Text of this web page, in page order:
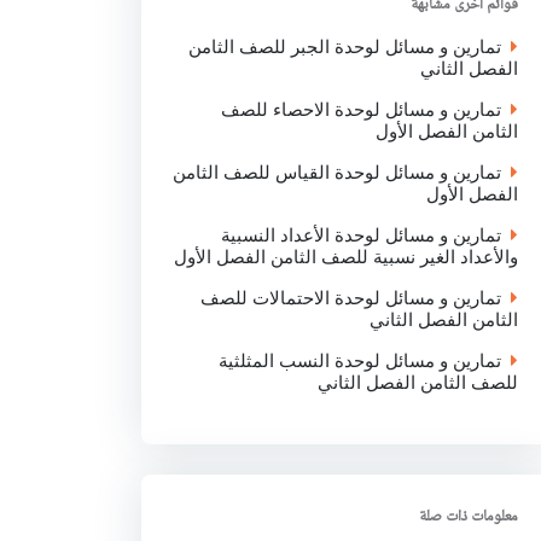
n
تمارين و مسائل لوحدة الجبر للصف الثامن
الفصل الثاني
تمارين و مسائل لوحدة الاحصاء للصف
الثامن الفصل الأول
تمارين و مسائل لوحدة القياس للصف الثامن
الفصل الأول
تمارين و مسائل لوحدة الأعداد النسبية
والأعداد الغير نسبية للصف الثامن الفصل الأول
تمارين و مسائل لوحدة الاحتمالات للصف
الثامن الفصل الثاني
تمارين و مسائل لوحدة النسب المثلثية
للصف الثامن الفصل الثاني
معلومات ذات صلة